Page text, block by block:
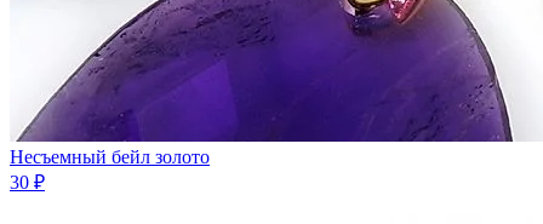
Несъемный бейл золото
30 ₽